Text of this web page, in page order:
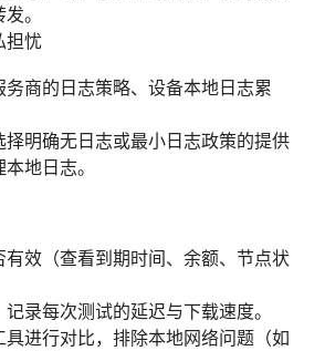
。
担忧
务商的日志策略、设备本地日志累
择明确无日志或最小日志政策的提供
地日志。
有效（查看到期时间、余额、节点状
录每次测试的延迟与下载速度。
进行对比，排除本地网络问题（如